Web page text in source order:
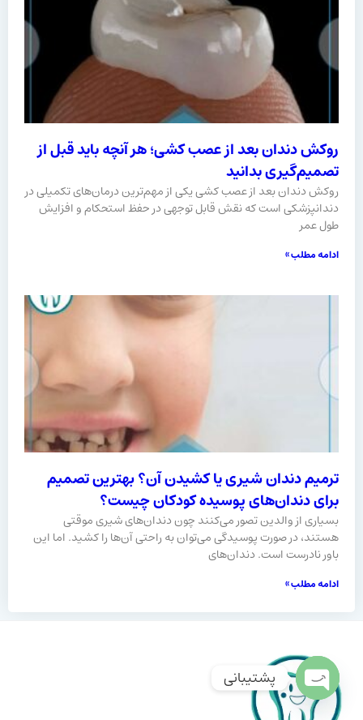
روکش دندان بعد از عصب کشی؛ هر آنچه باید قبل از
تصمیم‌گیری بدانید
روکش دندان بعد از عصب کشی یکی از مهم‌ترین درمان‌های تکمیلی در
دندانپزشکی است که نقش قابل توجهی در حفظ استحکام و افزایش
طول عمر
ادامه مطلب »
ترمیم دندان شیری یا کشیدن آن؟ بهترین تصمیم
برای دندان‌های پوسیده کودکان چیست؟
بسیاری از والدین تصور می‌کنند چون دندان‌های شیری موقتی
هستند، در صورت پوسیدگی می‌توان به‌ راحتی آن‌ها را کشید. اما این
باور نادرست است. دندان‌های
ادامه مطلب »
پشتیبانی
Open